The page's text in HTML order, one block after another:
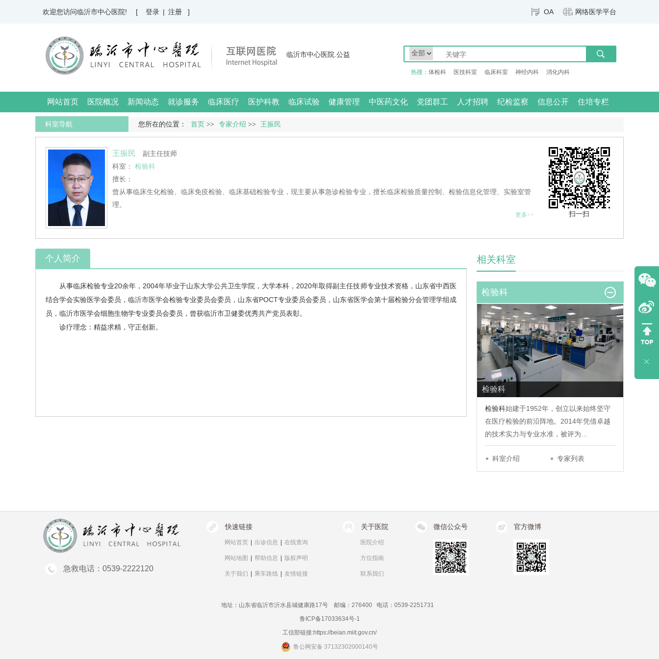
OA 网络医学平台
欢迎您访问临沂市中心医院! [ 登录 | 注册 ]
临沂市中心医院.公益
热搜： 体检科 医技科室 临床科室 神经内科 消化内科
网站首页 医院概况 新闻动态 就诊服务 临床医疗 医护科教 临床试验 健康管理 中医药文化 党团群工 人才招聘 纪检监察 信息公开 住培专栏
您所在的位置： 首页 >> 专家介绍 >> 王振民
科室导航
王振民
副主任技师
科室： 检验科
擅长：
曾从事临床生化检验、临床免疫检验、临床基础检验专业，现主要从事急诊检验专业，擅长临床检验质量控制、检验信息化管理、实验室管
理。
更多>> 扫一扫
个人简介
从事临床检验专业20余年，2004年毕业于山东大学公共卫生学院，大学本科，2020年取得副主任技师专业技术资格，山东省中西医
结合学会实验医学会委员，临沂市医学会检验专业委员会委员，山东省POCT专业委员会委员，山东省医学会第十届检验分会管理学组成
员，临沂市医学会细胞生物学专业委员会委员，曾获临沂市卫健委优秀共产党员表彰。
诊疗理念：精益求精，守正创新。
相关科室
检验科
检验科
检验科始建于1952年，创立以来始终坚守
在医疗检验的前沿阵地。2014年凭借卓越
的技术实力与专业水准，被评为…
科室介绍 专家列表
急救电话：0539-2222120
快速链接
网站首页 出诊信息 在线查询
网站地图 帮助信息 版权声明
关于我们 乘车路线 友情链接
关于医院
医院介绍
方位指南
联系我们
微信公众号 官方微博
地址：山东省临沂市沂水县城健康路17号 邮编：276400 电话：0539-2251731
鲁ICP备17033634号-1
工信部链接:https://beian.miit.gov.cn/
鲁公网安备 37132302000140号